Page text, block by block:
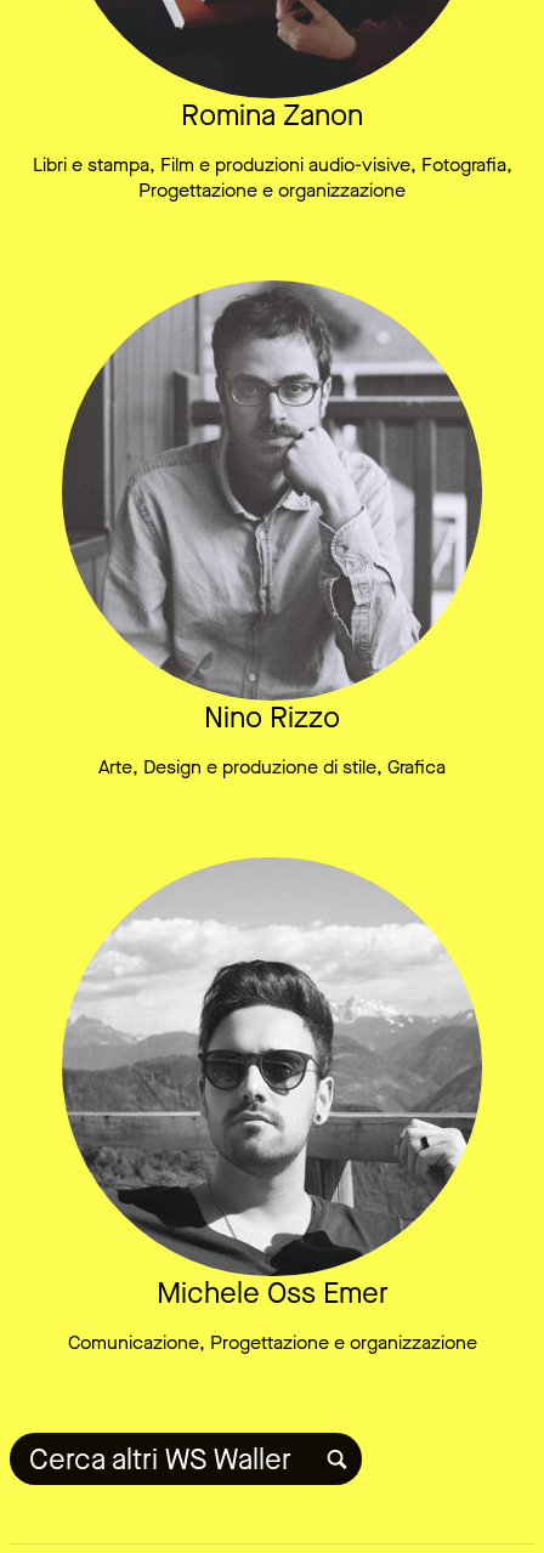
Romina Zanon
Libri e stampa, Film e produzioni audio-visive, Fotografia,
Progettazione e organizzazione
Nino Rizzo
Arte, Design e produzione di stile, Grafica
Michele Oss Emer
Comunicazione, Progettazione e organizzazione
Cerca altri WS Waller